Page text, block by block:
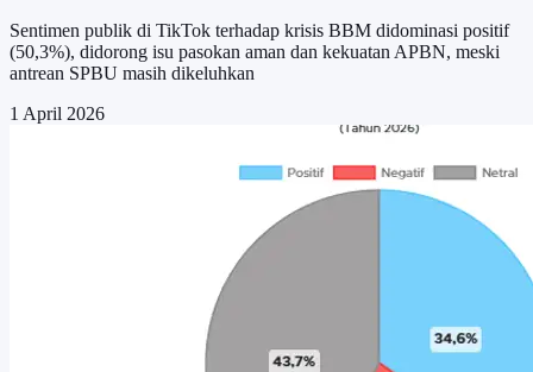
Sentimen publik di TikTok terhadap krisis BBM didominasi positif
(50,3%), didorong isu pasokan aman dan kekuatan APBN, meski
antrean SPBU masih dikeluhkan
1 April 2026